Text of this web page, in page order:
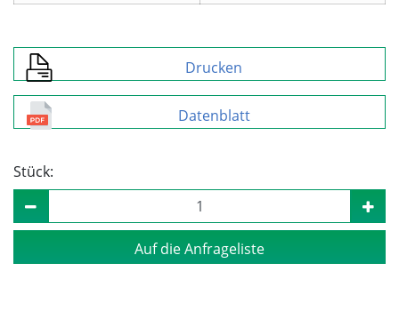
Drucken
Datenblatt
Stück:
Auf die Anfrageliste